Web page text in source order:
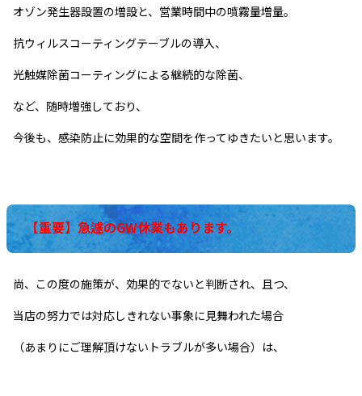
オゾン発生器設置の増設と、営業時間中の噴霧量増量。
抗ウィルスコーティングテーブルの導入、
光触媒除菌コーティングによる継続的な除菌、
など、随時増強しており、
今後も、感染防止に効果的な空間を作ってゆきたいと思います。
【重要】急遽のGW休業もあります。
尚、この度の施策が、効果的でないと判断され、且つ、
当店の努力では対応しきれない事象に見舞われた場合
（あまりにご理解頂けないトラブルが多い場合）は、